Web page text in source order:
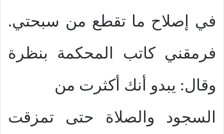
في إصلاح ما تقطع من سبحتي.
فرمقني كاتب المحكمة بنظرة
وقال: يبدو أنك أكثرت من
السجود والصلاة حتى تمزقت